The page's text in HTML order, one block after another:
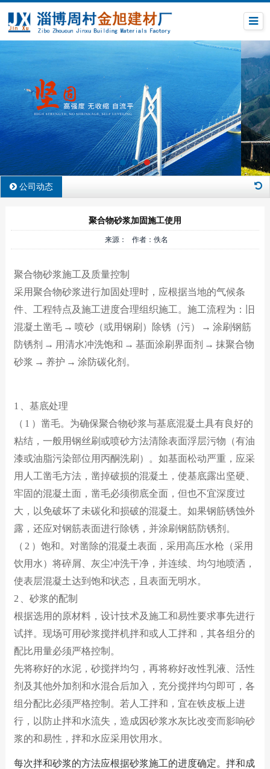
公司动态
聚合物砂浆加固施工使用
来源： 作者：佚名
聚合物砂浆施工及质量控制
采用聚合物砂浆进行加固处理时，应根据当地的气候条
件、工程特点及施工进度合理组织施工。施工流程为：旧
混凝土凿毛 → 喷砂（或用钢刷）除锈（污） → 涂刷钢筋
防锈剂 → 用清水冲洗饱和 → 基面涂刷界面剂 → 抹聚合物
砂浆 → 养护 → 涂防碳化剂。
1 、基底处理
（ 1 ）凿毛。为确保聚合物砂浆与基底混凝土具有良好的
粘结，一般用钢丝刷或喷砂方法清除表面浮层污物（有油
漆或油脂污染部位用丙酮洗刷）。如基面松动严重，应采
用人工凿毛方法，凿掉破损的混凝土，使基底露出坚硬、
牢固的混凝土面，凿毛必须彻底全面，但也不宜深度过
大，以免破坏了未碳化和损破的混凝土。如果钢筋锈蚀外
露，还应对钢筋表面进行除锈，并涂刷钢筋防锈剂。
（ 2 ）饱和。对凿除的混凝土表面，采用高压水枪（采用
饮用水）将碎屑、灰尘冲洗干净，并连续、均匀地喷洒，
使表层混凝土达到饱和状态，且表面无明水。
2 、砂浆的配制
根据选用的原材料，设计技术及施工和易性要求事先进行
试拌。现场可用砂浆搅拌机拌和或人工拌和，其各组分的
配比用量必须严格控制。
先将称好的水泥，砂搅拌均匀，再将称好改性乳液、活性
剂及其他外加剂和水混合后加入，充分搅拌均匀即可，各
组分配比必须严格控制。若人工拌和，宜在铁皮板上进
行，以防止拌和水流失，造成因砂浆水灰比改变而影响砂
浆的和易性，拌和水应采用饮用水。
每次拌和砂浆的方法应根据砂浆施工的进度确定。拌和成